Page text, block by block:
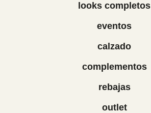
looks completos
eventos
calzado
complementos
rebajas
outlet